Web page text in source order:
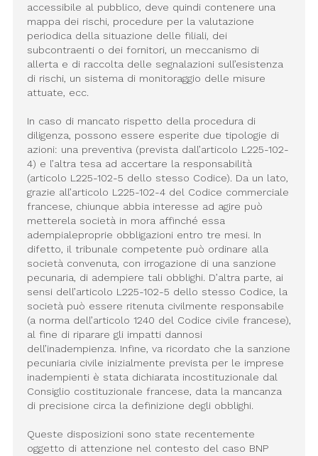
accessibile al pubblico, deve quindi contenere una
mappa dei rischi, procedure per la valutazione
periodica della situazione delle filiali, dei
subcontraenti o dei fornitori, un meccanismo di
allerta e di raccolta delle segnalazioni sull’esistenza
di rischi, un sistema di monitoraggio delle misure
attuate, ecc.
In caso di mancato rispetto della procedura di
diligenza, possono essere esperite due tipologie di
azioni: una preventiva (prevista dall’articolo L225-102-
4) e l’altra tesa ad accertare la responsabilità
(articolo L225-102-5 dello stesso Codice). Da un lato,
grazie all’articolo L225-102-4 del Codice commerciale
francese, chiunque abbia interesse ad agire può
metterela società in mora affinché essa
adempialeproprie obbligazioni entro tre mesi. In
difetto, il tribunale competente può ordinare alla
società convenuta, con irrogazione di una sanzione
pecunaria, di adempiere tali obblighi. D’altra parte, ai
sensi dell’articolo L225-102-5 dello stesso Codice, la
società può essere ritenuta civilmente responsabile
(a norma dell’articolo 1240 del Codice civile francese),
al fine di riparare gli impatti dannosi
dell’inadempienza. Infine, va ricordato che la sanzione
pecuniaria civile inizialmente prevista per le imprese
inadempienti è stata dichiarata incostituzionale dal
Consiglio costituzionale francese, data la mancanza
di precisione circa la definizione degli obblighi.
Queste disposizioni sono state recentemente
oggetto di attenzione nel contesto del caso BNP